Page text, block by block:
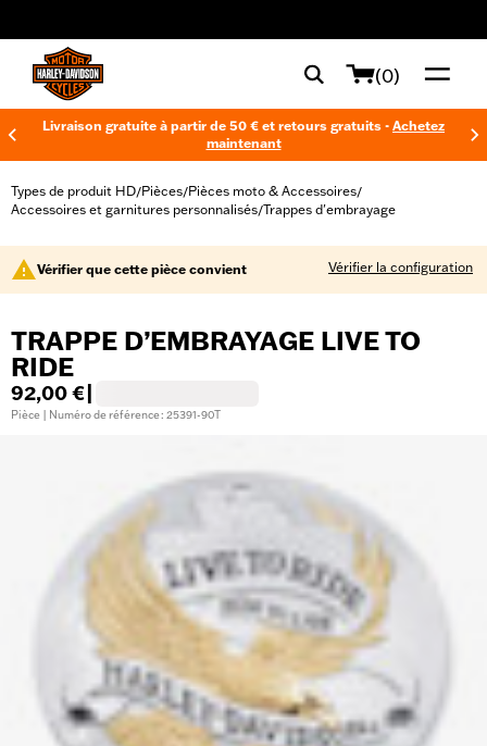
(0)
Livraison gratuite à partir de 50 € et retours gratuits - Achetez
maintenant
Types de produit HD/Pièces/Pièces moto & Accessoires/
Accessoires et garnitures personnalisés/Trappes d'embrayage
Vérifier que cette pièce convient Vérifier la configuration
TRAPPE D’EMBRAYAGE LIVE TO
RIDE
92,00 €
Pièce | Numéro de référence : 25391-90T